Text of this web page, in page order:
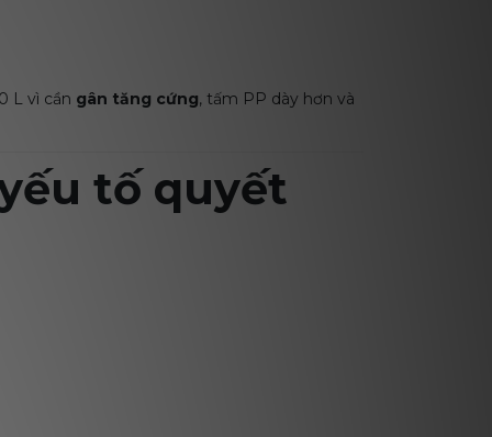
L vì cần gân tăng cứng, tấm PP dày hơn và
tố quyết